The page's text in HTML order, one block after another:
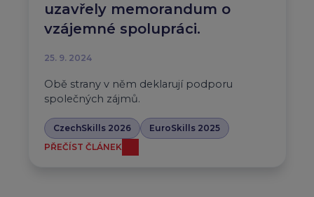
uzavřely memorandum o
vzájemné spolupráci.
25. 9. 2024
Obě strany v něm deklarují podporu
společných zájmů.
CzechSkills 2026
EuroSkills 2025
PŘEČÍST ČLÁNEK